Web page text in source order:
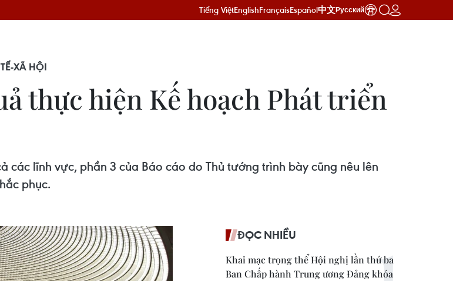
Tiếng ViệtEnglishFrançaisEspañol中文Русский
XÃ HỘI
thực hiện Kế hoạch Phát triển
các lĩnh vực, phần 3 của Báo cáo do Thủ tướng trình bày cũng nêu lên
phục.
ĐỌC NHIỀU
Khai mạc trọng thể Hội nghị lần thứ ba
Ban Chấp hành Trung ương Đảng khóa